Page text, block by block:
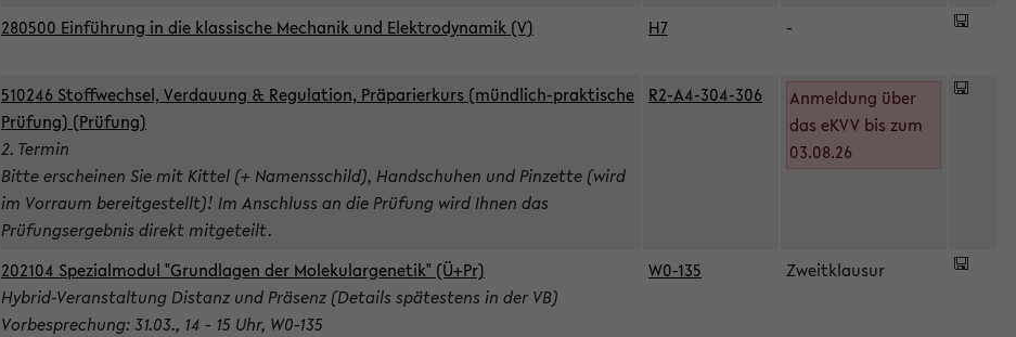
280500 Einführung in die klassische Mechanik und Elektrodynamik (V) H7 -
510246 Stoffwechsel, Verdauung & Regulation, Präparierkurs (mündlich-praktische
Prüfung) (Prüfung)
2. Termin
Bitte erscheinen Sie mit Kittel (+ Namensschild), Handschuhen und Pinzette (wird
im Vorraum bereitgestellt)! Im Anschluss an die Prüfung wird Ihnen das
Prüfungsergebnis direkt mitgeteilt.
R2-A4-304-306
Anmeldung über
das eKVV bis zum
03.08.26
202104 Spezialmodul "Grundlagen der Molekulargenetik" (Ü+Pr)
Hybrid-Veranstaltung Distanz und Präsenz (Details spätestens in der VB)
Vorbesprechung: 31.03., 14 - 15 Uhr, W0-135
W0-135 Zweitklausur